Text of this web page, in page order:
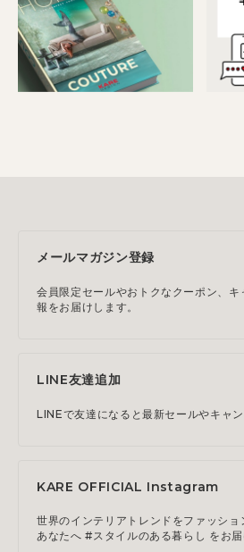
メールマガジン登録
会員限定セールやおトクなクーポン、
報をお届けします。
LINE友達追加
LINEで友達になると最新セールやキャ
KARE OFFICIAL Instagram
世界のインテリアトレンドをファッシ
あなたへ #スタイルのある暮らし をお届